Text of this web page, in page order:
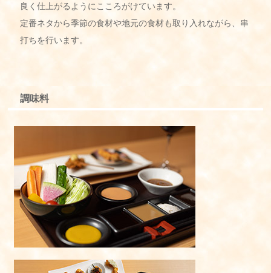
良く仕上がるようにこころがけています。
定番ネタから季節の食材や地元の食材も取り入れながら、串
打ちを行います。
調味料